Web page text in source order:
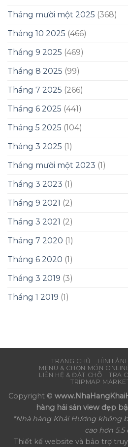
Tháng mười một 2025 (368)
Tháng 10 2025 (466)
Tháng 9 2025 (469)
Tháng 8 2025 (99)
Tháng 7 2025 (266)
Tháng 6 2025 (441)
Tháng 5 2025 (104)
Tháng 3 2025 (1)
Tháng mười một 2023 (1)
Tháng 3 2023 (1)
Tháng 9 2021 (2)
Tháng 3 2021 (2)
Tháng 7 2020 (1)
Tháng 6 2020 (1)
Tháng 3 2019 (3)
Tháng 1 2019 (1)
TRANG CHỦ
HÌNH
MENU & CHỌN MÓN
LIÊN HỆ & ĐẶT CHỖ
TRA
TRIPMAP
Copyright ©
hàng hải sản view đẹp
*Nhà hàng Khải Hương không
cao hơn 5.5
Thiết kế website và bảo trợ